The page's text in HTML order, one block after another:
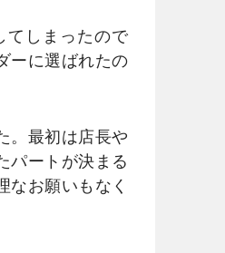
てしまったので
ーに選ばれたの
。最初は店長や
パートが決まる
なお願いもなく